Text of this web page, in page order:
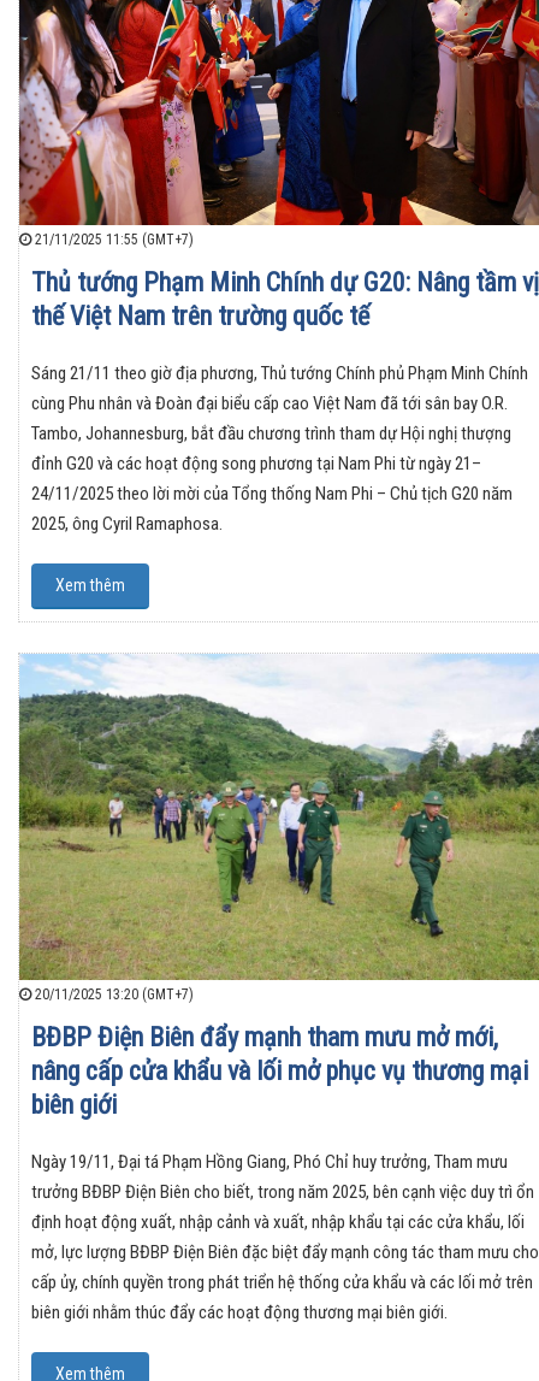
21/11/2025 11:55 (GMT+7)
Thủ tướng Phạm Minh Chính dự G20: Nâng tầm vị
thế Việt Nam trên trường quốc tế
Sáng 21/11 theo giờ địa phương, Thủ tướng Chính phủ Phạm Minh Chính
cùng Phu nhân và Đoàn đại biểu cấp cao Việt Nam đã tới sân bay O.R.
Tambo, Johannesburg, bắt đầu chương trình tham dự Hội nghị thượng
đỉnh G20 và các hoạt động song phương tại Nam Phi từ ngày 21–
24/11/2025 theo lời mời của Tổng thống Nam Phi – Chủ tịch G20 năm
2025, ông Cyril Ramaphosa.
Xem thêm
20/11/2025 13:20 (GMT+7)
BĐBP Điện Biên đẩy mạnh tham mưu mở mới,
nâng cấp cửa khẩu và lối mở phục vụ thương mại
biên giới
Ngày 19/11, Đại tá Phạm Hồng Giang, Phó Chỉ huy trưởng, Tham mưu
trưởng BĐBP Điện Biên cho biết, trong năm 2025, bên cạnh việc duy trì ổn
định hoạt động xuất, nhập cảnh và xuất, nhập khẩu tại các cửa khẩu, lối
mở, lực lượng BĐBP Điện Biên đặc biệt đẩy mạnh công tác tham mưu cho
cấp ủy, chính quyền trong phát triển hệ thống cửa khẩu và các lối mở trên
biên giới nhằm thúc đẩy các hoạt động thương mại biên giới.
Xem thêm